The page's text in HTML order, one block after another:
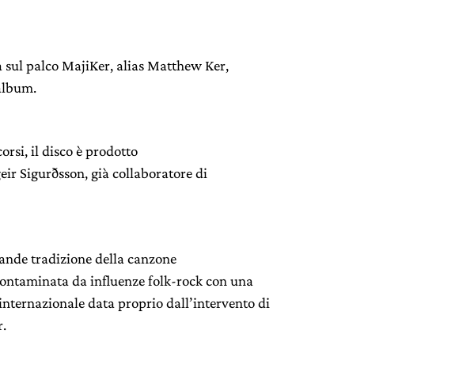
sul palco MajiKer, alias Matthew Ker,
il disco è prodotto
Sigurðsson, già collaboratore di
tradizione della canzone
da influenze folk-rock con una
data proprio dall’intervento di